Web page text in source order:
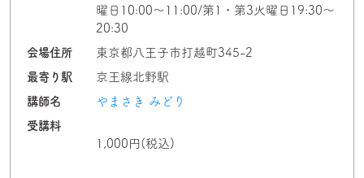
曜日10:00〜11:00/第1・第3火曜日19:30〜
20:30
会場住所
東京都八王子市打越町345-2
最寄り駅
京王線北野駅
講師名
やまさき みどり
受講料
1,000円(税込)